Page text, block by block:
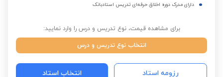
دارای مدرک دوره اخلاق حرفه‌ای تدریس استادبانک
برای مشاهده قیمت، نوع تدریس و درس را وارد نمایید:
انتخاب نوع تدریس و درس
رزومه استاد انتخاب استاد